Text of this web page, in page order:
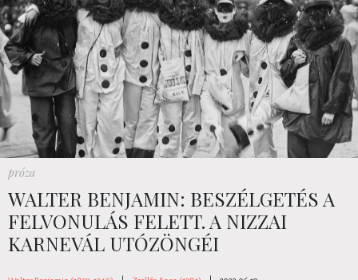
próza
WALTER BENJAMIN: BESZÉLGETÉS A
FELVONULÁS FELETT. A NIZZAI
KARNEVÁL UTÓZÖNGÉI